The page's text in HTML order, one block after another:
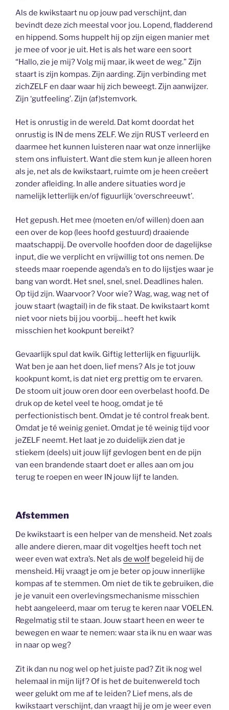
Als de kwikstaart nu op jouw pad verschijnt, dan
bevindt deze zich meestal voor jou. Lopend, fladderend
en hippend. Soms huppelt hij op zijn eigen manier met
je mee of voor je uit. Het is als het ware een soort
“Hallo, zie je mij? Volg mij maar, ik weet de weg.” Zijn
staart is zijn kompas. Zijn aarding. Zijn verbinding met
zichZELF en daar waar hij zich beweegt. Zijn aanwijzer.
Zijn ‘gutfeeling’. Zijn (af)stemvork.
Het is onrustig in de wereld. Dat komt doordat het
onrustig is IN de mens ZELF. We zijn RUST verleerd en
daarmee het kunnen luisteren naar wat onze innerlijke
stem ons influistert. Want die stem kun je alleen horen
als je, net als de kwikstaart, ruimte om je heen creëert
zonder afleiding. In alle andere situaties word je
namelijk letterlijk en/of figuurlijk ‘overschreeuwt’.
Het gepush. Het mee (moeten en/of willen) doen aan
een over de kop (lees hoofd gestuurd) draaiende
maatschappij. De overvolle hoofden door de dagelijkse
input, die we verplicht en vrijwillig tot ons nemen. De
steeds maar roepende agenda’s en to do lijstjes waar je
bang van wordt. Het snel, snel, snel. Deadlines halen.
Op tijd zijn. Waarvoor? Voor wie? Wag, wag, wag net of
jouw staart (wagtail) in de fik staat. De kwikstaart komt
niet voor niets bij jou voorbij… heeft het kwik
misschien het kookpunt bereikt?
Gevaarlijk spul dat kwik. Giftig letterlijk en figuurlijk.
Wat ben je aan het doen, lief mens? Als je tot jouw
kookpunt komt, is dat niet erg prettig om te ervaren.
De stoom uit jouw oren door een overbelast hoofd. De
druk op de ketel veel te hoog, omdat je té
perfectionistisch bent. Omdat je té control freak bent.
Omdat je té weinig geniet. Omdat je té weinig tijd voor
jeZELF neemt. Het laat je zo duidelijk zien dat je
stiekem (deels) uit jouw lijf gevlogen bent en de pijn
van een brandende staart doet er alles aan om jou
terug te roepen en weer IN jouw lijf te landen.
Afstemmen
De kwikstaart is een helper van de mensheid. Net zoals
alle andere dieren, maar dit vogeltjes heeft toch net
weer even wat extra’s. Net als de wolf begeleid hij de
mensheid. Hij vraagt je om je beter op jouw innerlijke
kompas af te stemmen. Om niet de tik te gebruiken, die
je je vanuit een overlevingsmechanisme misschien
hebt aangeleerd, maar om terug te keren naar VOELEN.
Regelmatig stil te staan. Jouw staart heen en weer te
bewegen en waar te nemen: waar sta ik nu en waar was
in naar op weg?
Zit ik dan nu nog wel op het juiste pad? Zit ik nog wel
helemaal in mijn lijf? Of is het de buitenwereld toch
weer gelukt om me af te leiden? Lief mens, als de
kwikstaart verschijnt, dan vraagt hij je om je weer even